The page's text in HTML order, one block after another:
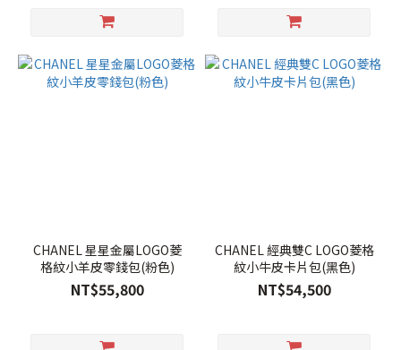
CHANEL 星星金屬LOGO菱
格紋小羊皮零錢包(粉色)
NT$55,800
CHANEL 經典雙C LOGO菱格
紋小牛皮卡片包(黑色)
NT$54,500